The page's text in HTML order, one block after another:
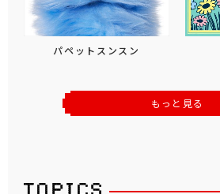
パペットスンスン
もっと見る